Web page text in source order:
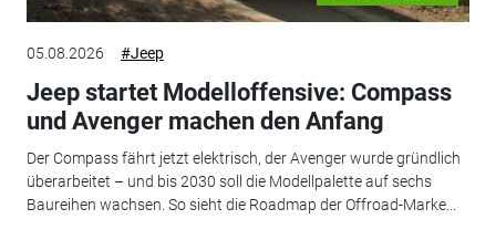
05.08.2026 #Jeep
Jeep startet Modelloffensive: Compass
und Avenger machen den Anfang
Der Compass fährt jetzt elektrisch, der Avenger wurde gründlich
überarbeitet – und bis 2030 soll die Modellpalette auf sechs
Baureihen wachsen. So sieht die Roadmap der Offroad-Marke...